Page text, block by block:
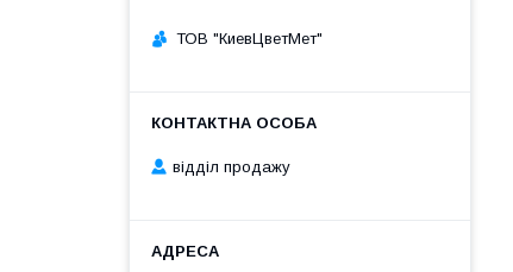
ТОВ "КиевЦветМет"
відділ продажу